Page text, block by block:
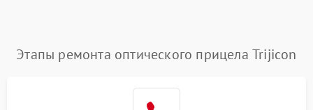
Этапы ремонта оптического прицела Trijicon